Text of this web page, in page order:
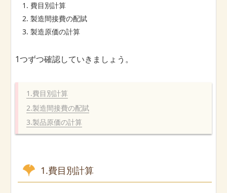
費目別計算
製造間接費の配賦
製造原価の計算
1つずつ確認していきましょう。
1.費目別計算
2.製造間接費の配賦
3.製品原価の計算
1.費目別計算